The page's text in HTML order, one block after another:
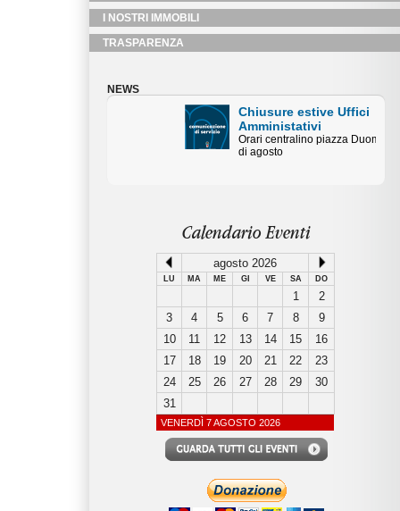
I NOSTRI IMMOBILI
TRASPARENZA
NEWS
Chiusure estive Uffici
Amministativi
Orari centralino piazza Duomo mese
di agosto
Calendario Eventi
agosto 2026
LU MA ME GI VE SA DO
1
2
3
4 5 6 7 8
9
10
11 12 13 14 15
16
17
18 19 20 21 22
23
24
25 26 27 28 29
30
31
VENERDÌ 7 AGOSTO 2026